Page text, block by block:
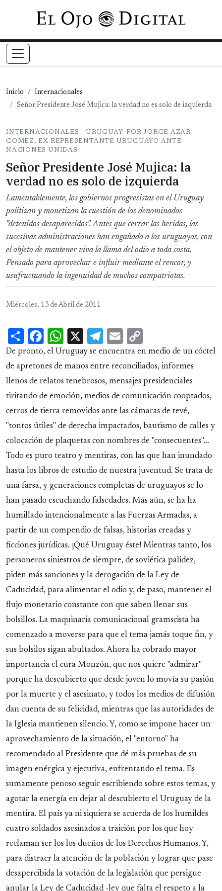
Pasar al contenido principal
Inicio
Internacionales
Señor Presidente José Mujica: la verdad no es solo de izquierda
INTERNACIONALES - URUGUAY: POR JORGE AZAR
GOMEZ, EX REPRESENTANTE URUGUAYO ANTE
NACIONES UNIDAS
Señor Presidente José Mujica: la
verdad no es solo de izquierda
Lamentablemente, los gobiernos progresistas en el Uruguay
politizan y monetizan la cuestión de los denominados
"detenidos desaparecidos". Antes que cerrar las heridas, las
sucesivas administraciones han engañado a los uruguayos, con
el objeto de mantener viva la llama del odio a toda costa.
Pensado para aprovechar e influir mediante el rencor, y
usufructuando la ingenuidad de muchos compatriotas.
Miércoles, 13 de Abril de 2011
ShareFacebook
WhatsApp
X Telegram
Email
Link
De pronto, el Uruguay se encuentra en medio de un cóctel
de apretones de manos entre reconciliados, informes
llenos de relatos tenebrosos, mensajes presidenciales
tiritando de emoción, medios de comunicación cooptados,
cerros de tierra removidos ante las cámaras de tevé,
"tontos útiles" de derecha impactados, bautismo de calles y
colocación de plaquetas con nombres de "consecuentes"...
Todo es puro teatro y mentiras, con las que han inundado
hasta los libros de estudio de nuestra juventud. Se trata de
una farsa, y generaciones completas de uruguayos se lo
han pasado escuchando falsedades. Más aún, se ha ha
humillado intencionalmente a las Fuerzas Armadas, a
partir de un compendio de falsas, historias creadas y
ficciones jurídicas. ¡Qué Uruguay éste! Mientras tanto, los
personeros siniestros de siempre, de soviética palidez,
piden más sanciones y la derogación de la Ley de
Caducidad, para alimentar el odio y, de paso, mantener el
flujo monetario constante con que saben llenar sus
bolsillos. La maquinaria comunicacional gramscista ha
comenzado a moverse para que el tema jamás toque fin, y
sus bolsilos sigan abultados. Ahora ha cobrado mayor
importancia el cura Monzón, que nos quiere "admirar"
porque ha descubierto que desde joven lo movía su pasión
por la muerte y el asesinato, y todos los medios de difusión
dan cuenta de su felicidad, mientras que las autoridades de
la Iglesia mantienen silencio. Y, como se impone hacer un
aprovechamiento de la situación, el "entorno" ha
recomendado al Presidente que dé más pruebas de su
imagen enérgica y ejecutiva, enfrentando el tema. Es
sumamente penoso seguir escribiendo sobre estos temas, y
agotar la energía en dejar al descubierto el Uruguay de la
mentira. El país ya ni siquiera se acuerda de los humildes
cuatro soldados asesinados a traición por los que hoy
reclaman ser los los dueños de los Derechos Humanos. Y,
para distraer la atención de la población y lograr que pase
desapercibida la votación de la legislación que persigue
anular la Ley de Caducidad -ley que falta el respeto a la